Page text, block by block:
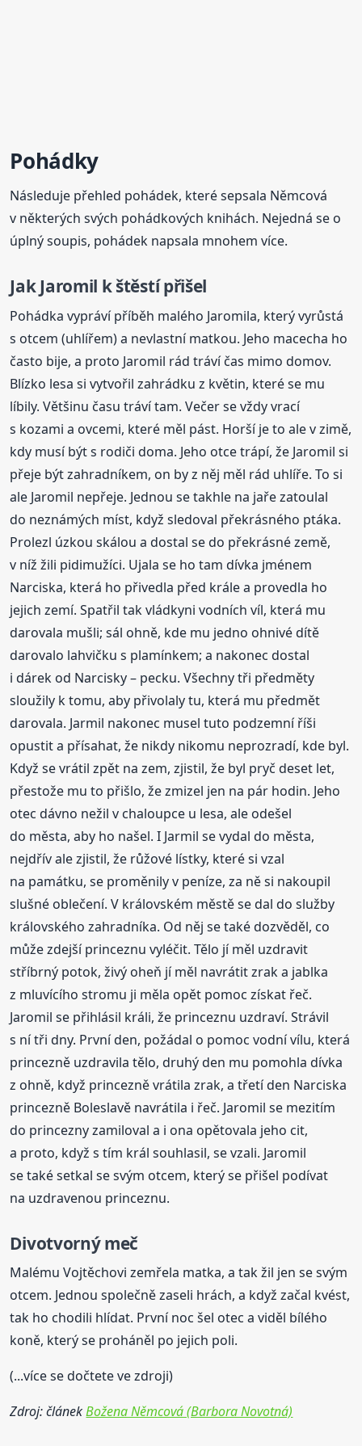
Pohádky
Následuje přehled pohádek, které sepsala Němcová
v některých svých pohádkových knihách. Nejedná se o
úplný soupis, pohádek napsala mnohem více.
Jak Jaromil k štěstí přišel
Pohádka vypráví příběh malého Jaromila, který vyrůstá
s otcem (uhlířem) a nevlastní matkou. Jeho macecha ho
často bije, a proto Jaromil rád tráví čas mimo domov.
Blízko lesa si vytvořil zahrádku z květin, které se mu
líbily. Většinu času tráví tam. Večer se vždy vrací
s kozami a ovcemi, které měl pást. Horší je to ale v zimě,
kdy musí být s rodiči doma. Jeho otce trápí, že Jaromil si
přeje být zahradníkem, on by z něj měl rád uhlíře. To si
ale Jaromil nepřeje. Jednou se takhle na jaře zatoulal
do neznámých míst, když sledoval překrásného ptáka.
Prolezl úzkou skálou a dostal se do překrásné země,
v níž žili pidimužíci. Ujala se ho tam dívka jménem
Narciska, která ho přivedla před krále a provedla ho
jejich zemí. Spatřil tak vládkyni vodních víl, která mu
darovala mušli; sál ohně, kde mu jedno ohnivé dítě
darovalo lahvičku s plamínkem; a nakonec dostal
i dárek od Narcisky – pecku. Všechny tři předměty
sloužily k tomu, aby přivolaly tu, která mu předmět
darovala. Jarmil nakonec musel tuto podzemní říši
opustit a přísahat, že nikdy nikomu neprozradí, kde byl.
Když se vrátil zpět na zem, zjistil, že byl pryč deset let,
přestože mu to přišlo, že zmizel jen na pár hodin. Jeho
otec dávno nežil v chaloupce u lesa, ale odešel
do města, aby ho našel. I Jarmil se vydal do města,
nejdřív ale zjistil, že růžové lístky, které si vzal
na památku, se proměnily v peníze, za ně si nakoupil
slušné oblečení. V královském městě se dal do služby
královského zahradníka. Od něj se také dozvěděl, co
může zdejší princeznu vyléčit. Tělo jí měl uzdravit
stříbrný potok, živý oheň jí měl navrátit zrak a jablka
z mluvícího stromu ji měla opět pomoc získat řeč.
Jaromil se přihlásil králi, že princeznu uzdraví. Strávil
s ní tři dny. První den, požádal o pomoc vodní vílu, která
princezně uzdravila tělo, druhý den mu pomohla dívka
z ohně, když princezně vrátila zrak, a třetí den Narciska
princezně Boleslavě navrátila i řeč. Jaromil se mezitím
do princezny zamiloval a i ona opětovala jeho cit,
a proto, když s tím král souhlasil, se vzali. Jaromil
se také setkal se svým otcem, který se přišel podívat
na uzdravenou princeznu.
Divotvorný meč
Malému Vojtěchovi zemřela matka, a tak žil jen se svým
otcem. Jednou společně zaseli hrách, a když začal kvést,
tak ho chodili hlídat. První noc šel otec a viděl bílého
koně, který se proháněl po jejich poli.
(...více se dočtete ve zdroji)
Zdroj: článekBožena Němcová (Barbora Novotná)